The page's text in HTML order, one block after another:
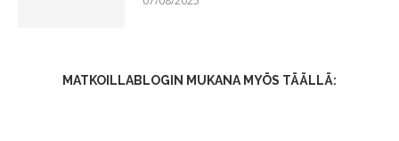
MATKOILLABLOGIN MUKANA MYÖS TÄÄLLÄ: